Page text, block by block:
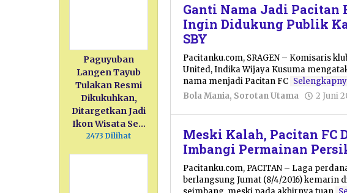
Paguyuban
Langen Tayub
Tulakan Resmi
Dikukuhkan,
Ditargetkan Jadi
Ikon Wisata Se…
2473 Dilihat
Ganti Nama Jadi Pacitan
Ingin Didukung Publik
SBY
Pacitanku.com, SRAGEN – Komisaris
United, Indika Wijaya Kusuma
nama menjadi Pacitan FC
Bola Mania, Sorotan Utama 2 Juni
Meski Kalah, Pacitan FC
Imbangi Permainan
Pacitanku.com, PACITAN – Laga
berlangsung Jumat (8/4/2016) kemarin